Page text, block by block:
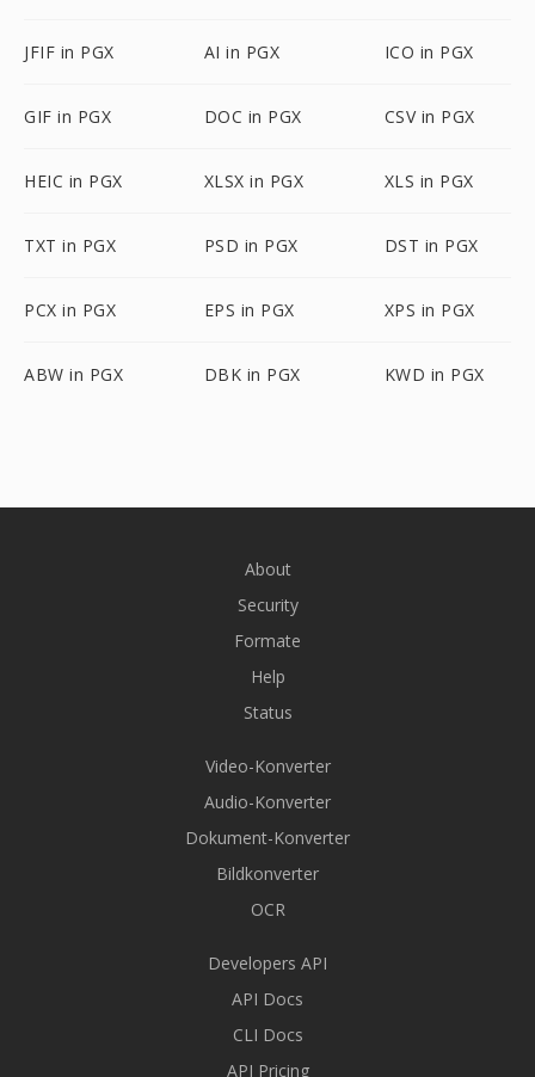
JFIF in PGX AI in PGX ICO in PGX
GIF in PGX DOC in PGX CSV in PGX
HEIC in PGX XLSX in PGX XLS in PGX
TXT in PGX PSD in PGX DST in PGX
PCX in PGX EPS in PGX XPS in PGX
ABW in PGX DBK in PGX KWD in PGX
About
Security
Formate
Help
Status
Video-Konverter
Audio-Konverter
Dokument-Konverter
Bildkonverter
OCR
Developers API
API Docs
CLI Docs
API Pricing